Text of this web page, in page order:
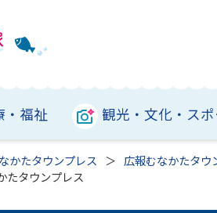
・福祉 観光・文化・ス
かたタウンプレス
広報むなかたタウ
たタウンプレス